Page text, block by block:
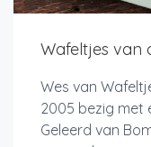
Wafeltjes van
Wes van
2005 bezig met
Geleerd van